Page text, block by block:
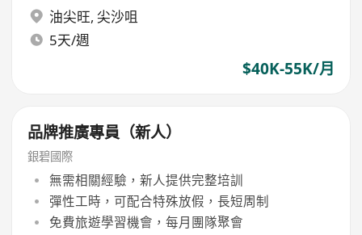
油尖旺, 尖沙咀
5天/週
$40K-55K/月
品牌推廣專員（新人）
銀碧國際
無需相關經驗，新人提供完整培訓
彈性工時，可配合特殊放假，長短周制
免費旅遊學習機會，每月團隊聚會